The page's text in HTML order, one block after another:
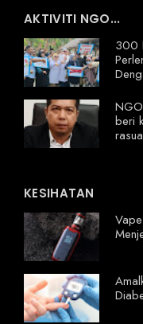
AKTIVITI NGO...
300
beri
KESIHATAN